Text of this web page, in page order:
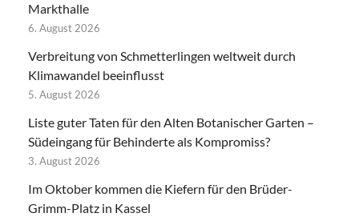
Markthalle
6. August 2026
Verbreitung von Schmetterlingen weltweit durch
Klimawandel beeinflusst
5. August 2026
Liste guter Taten für den Alten Botanischer Garten –
Südeingang für Behinderte als Kompromiss?
3. August 2026
Im Oktober kommen die Kiefern für den Brüder-
Grimm-Platz in Kassel